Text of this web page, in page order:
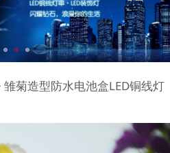
水电池盒
雏菊造型防水电池盒LED铜线灯